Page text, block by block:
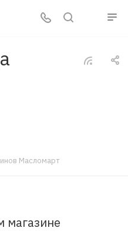
Масломарт
магазине